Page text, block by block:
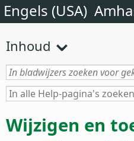
Engels (USA)
Inhoud
Wijzigen en